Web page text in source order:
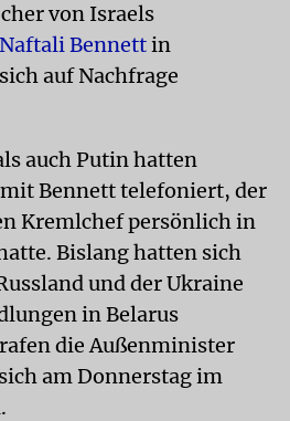
von Israels
Bennettin
auf Nachfrage
auch Putin hatten
Bennett telefoniert, der
Kremlchef persönlich in
Bislang hatten sich
und der Ukraine
in Belarus
die Außenminister
am Donnerstag im